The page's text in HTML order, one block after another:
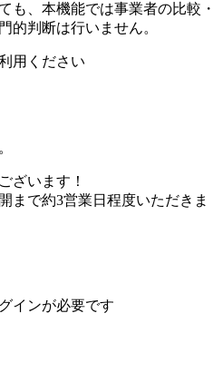
も、本機能では事業者の比較・
的判断は行いません。
用ください
ざいます！
まで約3営業日程度いただきま
インが必要です